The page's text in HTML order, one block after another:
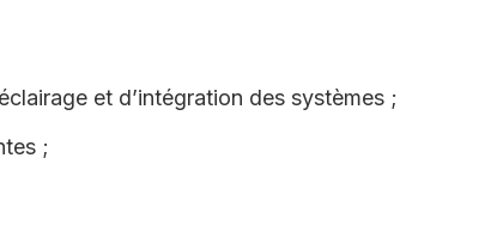
et d’intégration des systèmes ;
;